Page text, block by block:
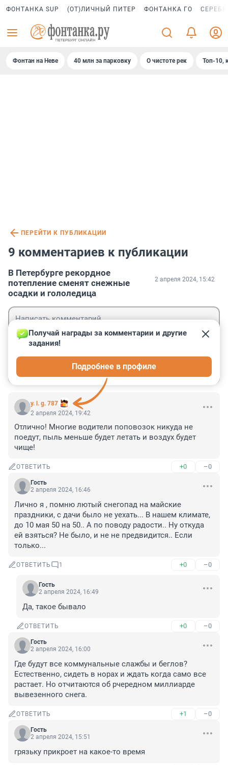
ФОНТАНКА SUP (ОТ)ЛИЧНЫЙ ПИТЕР ФОНТАНКА ГО
Фонтан на Неве 40 млн за парковку О чистоте рек Топ-10,
ПЕРЕЙТИ К ПУБЛИКАЦИИ
9 комментариев к публикации
В Петербурге рекордное
потепление сменят снежные
осадки и гололедица
2 апреля 2024, 15:42
y. l. g. 787
Получай награды за комментарии и другие
задания!
Подробнее в профиле
2 апреля 2024, 19:42
Отлично! Многие водители поповозок никуда не
поедут, пыль меньше будет летать и воздух будет
чище!
ОТВЕТИТЬ +0 –0
Гость
2 апреля 2024, 16:46
Лично я , помню лютый снегопад на майские
праздники, с дачи было не уехать... В нашем климате,
до 10 мая 50 на 50.. А по поводу радости.. Ну откуда
ей взяться? Не было, и не не предвидится.. Если
только...
ОТВЕТИТЬ 1 +0 –0
Гость
2 апреля 2024, 16:49
Да, такое бывало
ОТВЕТИТЬ +0 –0
Гость
2 апреля 2024, 16:00
Где будут все коммунальные слажбы и беглов?
Естественно, сидеть в норах и ждать когда само все
растает. Но отчитаются об рчередном миллиарде
вывезенного снега.
ОТВЕТИТЬ +1 –0
Гость
2 апреля 2024, 15:51
грязьку прикроет на какое-то время